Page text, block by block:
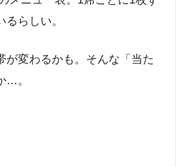
らしい。
が変わるかも。そんな「当た
…。